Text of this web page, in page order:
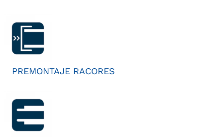
PREMONTAJE RACORES